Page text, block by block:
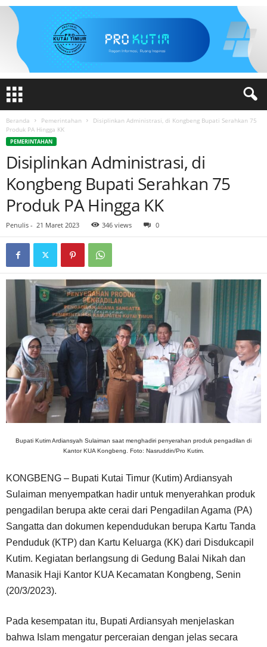
Beranda Pemerintahan
Disiplinkan Administrasi, di Kongbeng Bupati Serahkan 75
Produk PA Hingga KK
PEMERINTAHAN
Disiplinkan Administrasi, di
Kongbeng Bupati Serahkan 75
Produk PA Hingga KK
Penulis - 21 Maret 2023 346 views 0
Bupati Kutim Ardiansyah Sulaiman saat menghadiri penyerahan produk pengadilan di
Kantor KUA Kongbeng. Foto: Nasruddin/Pro Kutim.
KONGBENG – Bupati Kutai Timur (Kutim) Ardiansyah
Sulaiman menyempatkan hadir untuk menyerahkan produk
pengadilan berupa akte cerai dari Pengadilan Agama (PA)
Sangatta dan dokumen kependudukan berupa Kartu Tanda
Penduduk (KTP) dan Kartu Keluarga (KK) dari Disdukcapil
Kutim. Kegiatan berlangsung di Gedung Balai Nikah dan
Manasik Haji Kantor KUA Kecamatan Kongbeng, Senin
(20/3/2023).
Pada kesempatan itu, Bupati Ardiansyah menjelaskan
bahwa Islam mengatur perceraian dengan jelas secara